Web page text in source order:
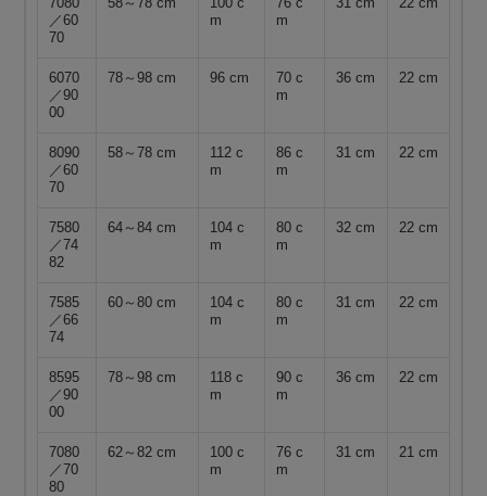
／60
70
m
m
6070
／90
00
78～98 cm 96 cm
70 c
m
36 cm 22 cm
8090
／60
70
58～78 cm
112 c
m
86 c
m
31 cm 22 cm
7580
／74
82
64～84 cm
104 c
m
80 c
m
32 cm 22 cm
7585
／66
74
60～80 cm
104 c
m
80 c
m
31 cm 22 cm
8595
／90
00
78～98 cm
118 c
m
90 c
m
36 cm 22 cm
7080
／70
80
62～82 cm
100 c
m
76 c
m
31 cm 21 cm